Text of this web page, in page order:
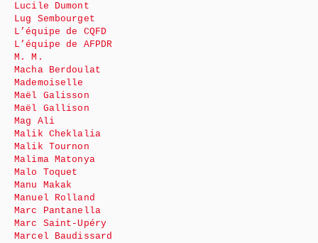
Lucile Dumont
Lug Sembourget
L’équipe de CQFD
L’équipe de AFPDR
M. M.
Macha Berdoulat
Mademoiselle
Maël Galisson
Maël Gallison
Mag Ali
Malik Cheklalia
Malik Tournon
Malima Matonya
Malo Toquet
Manu Makak
Manuel Rolland
Marc Pantanella
Marc Saint-Upéry
Marcel Baudissard